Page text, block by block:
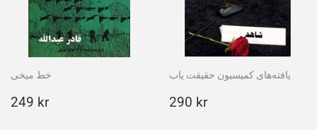
خط میخی
Ordinarie
249 kr249
یافته‌های کمیسیون حقیقت یاب
Ordinarie
290 kr290